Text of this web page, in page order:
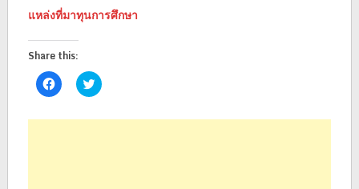
แหล่งที่มาทุนการศึกษา
Share this:
Click
to
Facebook
Click
to
Twitter